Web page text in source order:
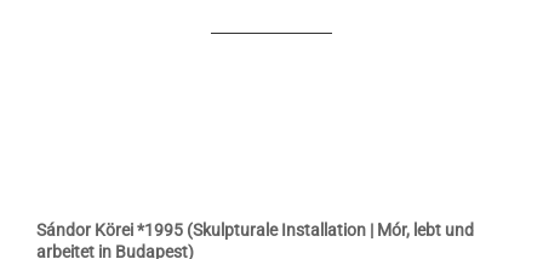
Sándor Körei *1995 (Skulpturale Installation | Mór, lebt und
arbeitet in Budapest)